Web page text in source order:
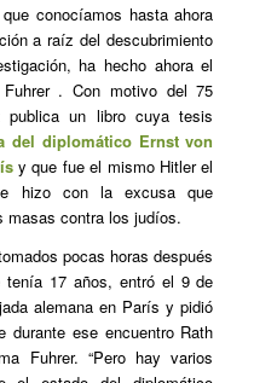
conocíamos hasta ahora
a raíz del descubrimiento
ha hecho ahora el
. Con motivo del 75
publica un libro cuya tesis
del diplomático Ernst von
y que fue el mismo Hitler el
hizo con la excusa que
masas contra los judíos.
pocas horas después
tenía 17 años, entró el 9 de
alemana en París y pidió
durante ese encuentro Rath
Fuhrer. “Pero hay varios